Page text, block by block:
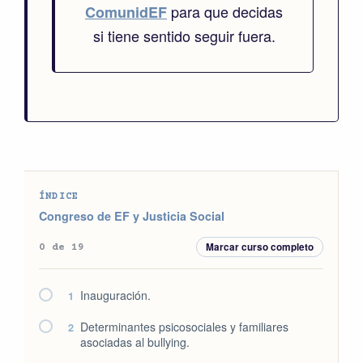
ComunidEF para que decidas
si tiene sentido seguir fuera.
ÍNDICE
Congreso de EF y Justicia Social
0 de 19 Marcar curso completo
1 Inauguración.
2 Determinantes psicosociales y familiares
asociadas al bullying.